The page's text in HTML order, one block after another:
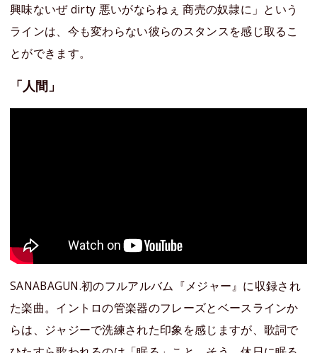
興味ないぜ dirty 悪いがならねぇ 商売の奴隷に」という
ラインは、今も変わらない彼らのスタンスを感じ取るこ
とができます。
「人間」
SANABAGUN.初のフルアルバム『メジャー』に収録され
た楽曲。イントロの管楽器のフレーズとベースラインか
らは、ジャジーで洗練された印象を感じますが、歌詞で